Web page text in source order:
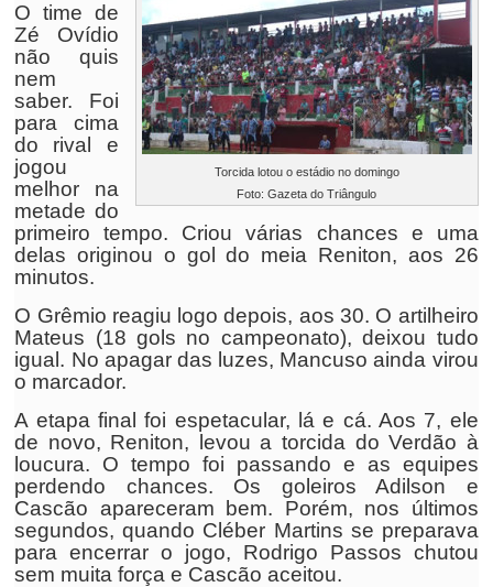
Torcida lotou o estádio no domingo
Foto: Gazeta do Triângulo
O time de
Zé Ovídio
não quis
nem
saber. Foi
para cima
do rival e
jogou
melhor na
metade do
primeiro tempo. Criou várias chances e uma
delas originou o gol do meia Reniton, aos 26
minutos.
O Grêmio reagiu logo depois, aos 30. O artilheiro
Mateus (18 gols no campeonato), deixou tudo
igual. No apagar das luzes, Mancuso ainda virou
o marcador.
A etapa final foi espetacular, lá e cá. Aos 7, ele
de novo, Reniton, levou a torcida do Verdão à
loucura. O tempo foi passando e as equipes
perdendo chances. Os goleiros Adilson e
Cascão apareceram bem. Porém, nos últimos
segundos, quando Cléber Martins se preparava
para encerrar o jogo, Rodrigo Passos chutou
sem muita força e Cascão aceitou.